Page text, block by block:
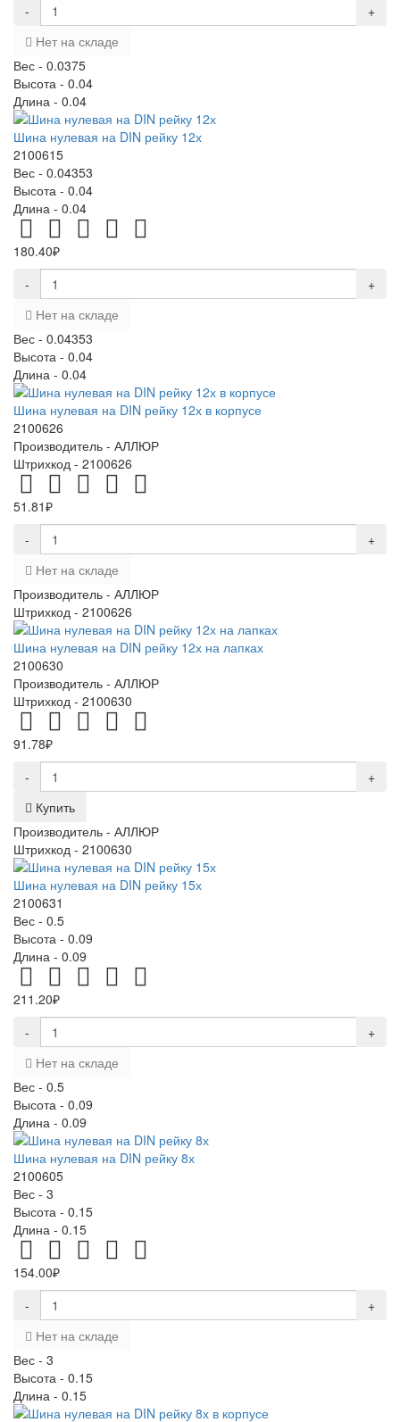
-
+
Нет на складе
Вес - 0.0375
Высота - 0.04
Длина - 0.04
Шина нулевая на DIN рейку 12х
2100615
Вес - 0.04353
Высота - 0.04
Длина - 0.04
180.40₽
-
+
Нет на складе
Вес - 0.04353
Высота - 0.04
Длина - 0.04
Шина нулевая на DIN рейку 12х в корпусе
2100626
Производитель - АЛЛЮР
Штрихкод - 2100626
51.81₽
-
+
Нет на складе
Производитель - АЛЛЮР
Штрихкод - 2100626
Шина нулевая на DIN рейку 12х на лапках
2100630
Производитель - АЛЛЮР
Штрихкод - 2100630
91.78₽
-
+
Купить
Производитель - АЛЛЮР
Штрихкод - 2100630
Шина нулевая на DIN рейку 15х
2100631
Вес - 0.5
Высота - 0.09
Длина - 0.09
211.20₽
-
+
Нет на складе
Вес - 0.5
Высота - 0.09
Длина - 0.09
Шина нулевая на DIN рейку 8х
2100605
Вес - 3
Высота - 0.15
Длина - 0.15
154.00₽
-
+
Нет на складе
Вес - 3
Высота - 0.15
Длина - 0.15